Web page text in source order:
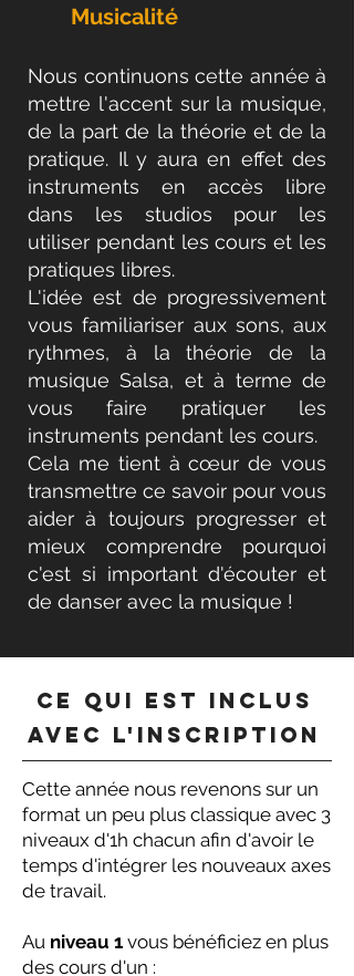
Musicalité
Nous continuons cette année à
mettre l'accent sur la musique,
de la part de la théorie et de la
pratique. Il y aura en effet des
instruments en accès libre
dans les studios pour les
utiliser pendant les cours et les
pratiques libres.
L'idée est de progressivement
vous familiariser aux sons, aux
rythmes, à la théorie de la
musique Salsa, et à terme de
vous faire pratiquer les
instruments pendant les cours.
Cela me tient à cœur de vous
transmettre ce savoir pour vous
aider à toujours progresser et
mieux comprendre pourquoi
c'est si important d'écouter et
de danser avec la musique !
Ce qui est inclus
avec l'inscription
Cette année nous revenons sur un
format un peu plus classique avec 3
niveaux d'1h chacun afin d'avoir le
temps d'intégrer les nouveaux axes
de travail.
Au niveau 1 vous bénéficiez en plus
des cours d'un :